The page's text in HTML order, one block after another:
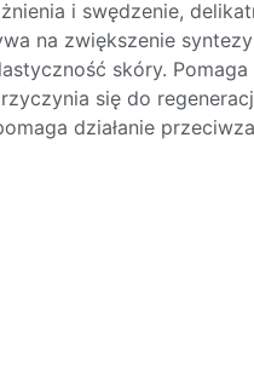
i swędzenie,
na zwiększenie
skóry.
się do
działanie